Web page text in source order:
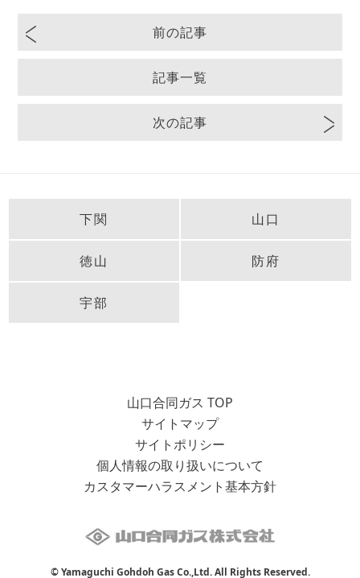
前の記事
記事一覧
次の記事
下関 山口
徳山 防府
宇部
山口合同ガス TOP
サイトマップ
サイトポリシー
個人情報の取り扱いについて
カスタマーハラスメント基本方針
© Yamaguchi Gohdoh Gas Co.,Ltd. All Rights Reserved.